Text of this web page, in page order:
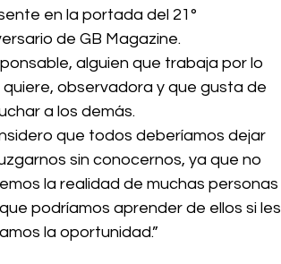
en la portada del 21°
de GB Magazine.
alguien que trabaja por lo
quiere, observadora y que gusta de
a los demás.
que todos deberíamos dejar
sin conocernos, ya que no
la realidad de muchas personas
podríamos aprender de ellos si les
la oportunidad.”